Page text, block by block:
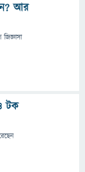
আর
জিজ্ঞাসা
টক